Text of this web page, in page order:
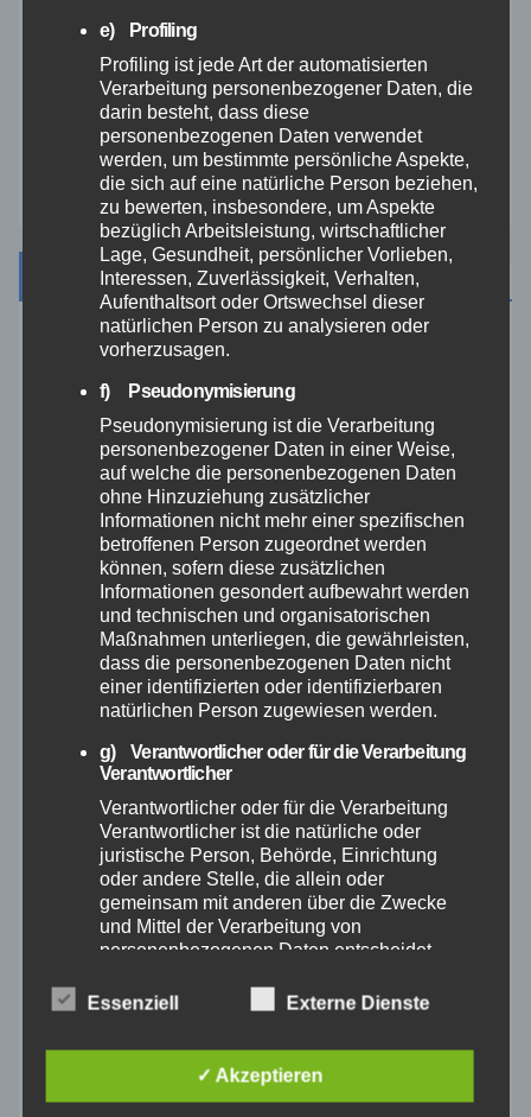
Westerwald
August 2026
Juni 2026
Mai 2026
April 2026
März 2026
Dezember 2025
November 2025
August 2025
e) Profiling
Profiling ist jede Art der automatisierten
Verarbeitung personenbezogener Daten, die
darin besteht, dass diese
personenbezogenen Daten verwendet
werden, um bestimmte persönliche Aspekte,
die sich auf eine natürliche Person beziehen,
zu bewerten, insbesondere, um Aspekte
bezüglich Arbeitsleistung, wirtschaftlicher
Lage, Gesundheit, persönlicher Vorlieben,
Interessen, Zuverlässigkeit, Verhalten,
Aufenthaltsort oder Ortswechsel dieser
natürlichen Person zu analysieren oder
vorherzusagen.
f) Pseudonymisierung
Pseudonymisierung ist die Verarbeitung
personenbezogener Daten in einer Weise,
auf welche die personenbezogenen Daten
ohne Hinzuziehung zusätzlicher
Informationen nicht mehr einer spezifischen
betroffenen Person zugeordnet werden
können, sofern diese zusätzlichen
Informationen gesondert aufbewahrt werden
und technischen und organisatorischen
Maßnahmen unterliegen, die gewährleisten,
dass die personenbezogenen Daten nicht
einer identifizierten oder identifizierbaren
natürlichen Person zugewiesen werden.
g) Verantwortlicher oder für die Verarbeitung
Verantwortlicher
Verantwortlicher oder für die Verarbeitung
Verantwortlicher ist die natürliche oder
juristische Person, Behörde, Einrichtung
oder andere Stelle, die allein oder
gemeinsam mit anderen über die Zwecke
und Mittel der Verarbeitung von
personenbezogenen Daten entscheidet.
Verarbeitung durch das Unionsrecht oder
beziehungsweise können die bestimmten
Kriterien seiner Benennung nach dem
Essenziell Externe Dienste
✓ Akzeptieren